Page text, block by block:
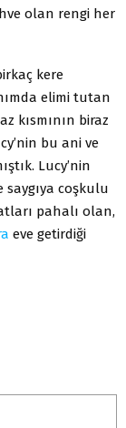
olan rengi her
kere
elimi tutan
kısmının biraz
bu ani ve
Lucy’nin
coşkulu
pahalı olan,
eve getirdiği